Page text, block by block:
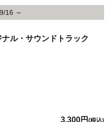
16 ～
ル・サウンドトラック
3,300円